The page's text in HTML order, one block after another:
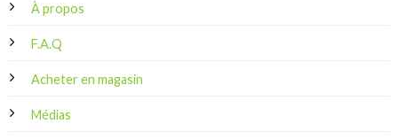
À propos
F.A.Q
Acheter en magasin
Médias